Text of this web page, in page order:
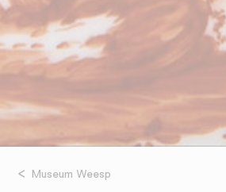
Museum Weesp